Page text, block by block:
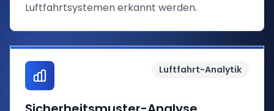
Luftfahrtsystemen erkannt werden.
Luftfahrt-Analytik